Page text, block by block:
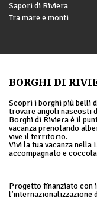
Sapori di Riviera
Tra mare e monti
BORGHI DI
Scopri i borghi più belli
trovare angoli nascosti
Borghi di Riviera è il
vacanza prenotando
vive il territorio.
Vivi la tua vacanza nella
accompagnato e
Progetto finanziato con